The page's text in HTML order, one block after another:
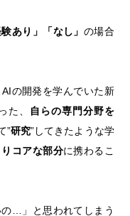
験あり」「なし」 の場合
の開発を学んでいた新
た、
自らの専門分野を
”研究”してきたような学
りコアな部分に携わるこ
の…」と思われてしまう